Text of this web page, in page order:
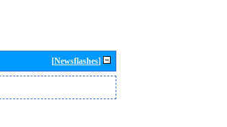
[Newsflashes]